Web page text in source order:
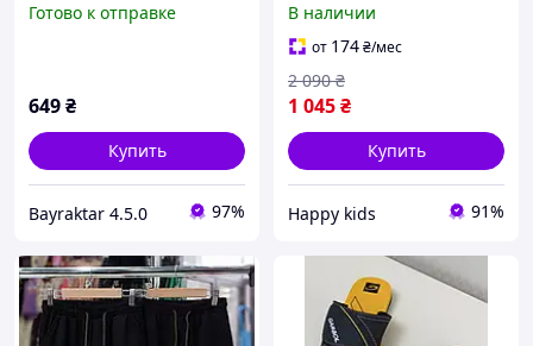
койот, милитари
Готово к отправке
649₴
Купить
Bayraktar 4.5.0 97%
комплект футболка и
шорты, Летние вещи для
мальчиков
В наличии
от 174₴/мес
1 045₴
2 090 ₴
Купить
Happy kids 91%